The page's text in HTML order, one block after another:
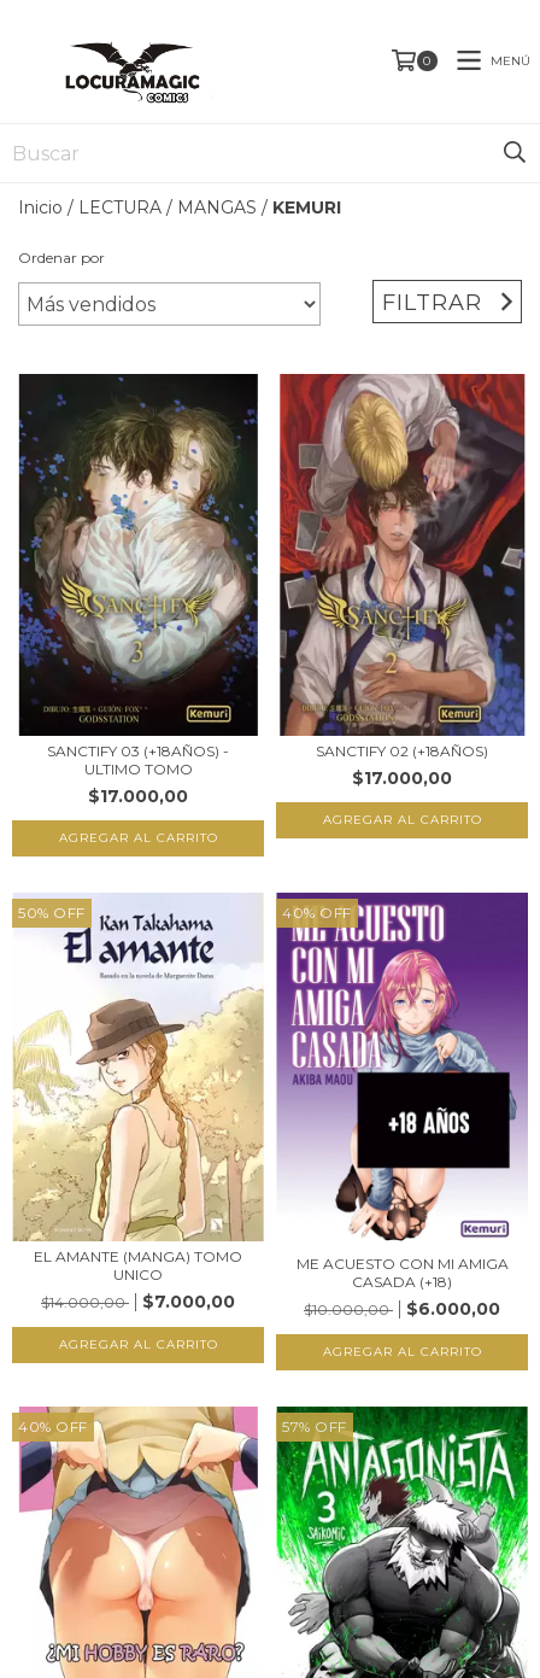
0 MENÚ
Inicio / LECTURA / MANGAS / KEMURI
Ordenar por
FILTRAR
SANCTIFY 03 (+18AÑOS) -
ULTIMO TOMO
$17.000,00
SANCTIFY 02 (+18AÑOS)
$17.000,00
50% OFF
EL AMANTE (MANGA) TOMO
UNICO
$14.000,00
$7.000,00
40% OFF
ME ACUESTO CON MI AMIGA
CASADA (+18)
$10.000,00
$6.000,00
40% OFF 57% OFF